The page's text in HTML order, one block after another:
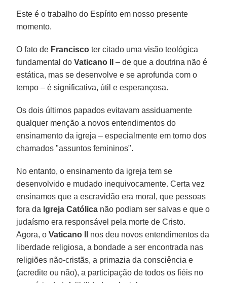
Este é o trabalho do Espírito em nosso presente
momento.
O fato de Francisco ter citado uma visão teológica
fundamental doVaticano II
– de que a doutrina não é
estática, mas se desenvolve e se aprofunda com o
tempo – é significativa, útil e esperançosa.
Os dois últimos papados evitavam assiduamente
qualquer menção a novos entendimentos do
ensinamento da igreja – especialmente em torno dos
chamados "assuntos femininos".
No entanto, o ensinamento da igreja tem se
desenvolvido e mudado inequivocamente. Certa vez
ensinamos que a escravidão era moral, que pessoas
fora da Igreja Católica não podiam ser salvas e que o
judaísmo era responsável pela morte de Cristo.
Agora, oVaticano II
nos deu novos entendimentos da
liberdade religiosa, a bondade a ser encontrada nas
religiões não-cristãs, a primazia da consciência e
(acredite ou não), a participação de todos os fiéis no